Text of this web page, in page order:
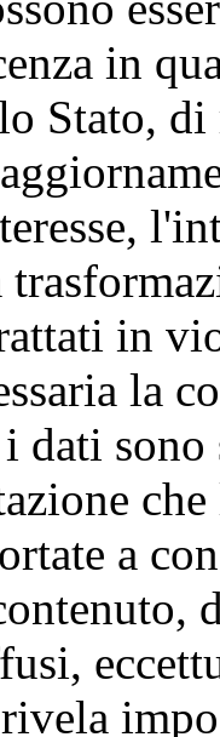
in
Stato,
in
la
dati sono
a